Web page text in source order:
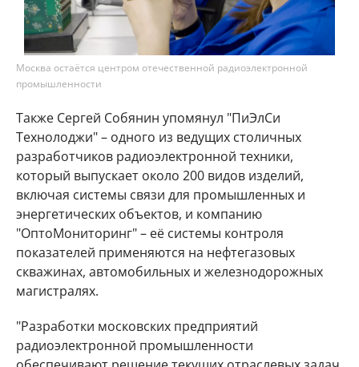
Москва остаётся центром отечественной радиоэлектронной
промышленности
Также Сергей Собянин упомянул "ПиЭлСи
Технолоджи" – одного из ведущих столичных
разработчиков радиоэлектронной техники,
который выпускает около 200 видов изделий,
включая системы связи для промышленных и
энергетических объектов, и компанию
"ОптоМониторинг" – её системы контроля
показателей применяются на нефтегазовых
скважинах, автомобильных и железнодорожных
магистралях.
"Разработки московских предприятий
радиоэлектронной промышленности